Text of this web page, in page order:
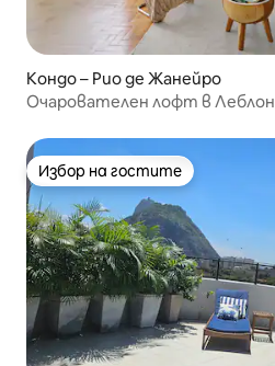
Кондо – Рио де Жанейро
Очарователен лофт в Леблон
Избор на гостите
Избор на гостите